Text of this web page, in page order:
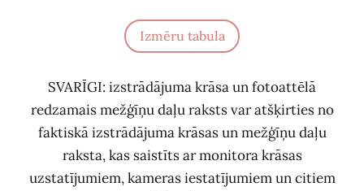
Izmēru tabula
SVARĪGI: izstrādājuma krāsa un fotoattēlā
redzamais mežģīņu daļu raksts var atšķirties no
faktiskā izstrādājuma krāsas un mežģīņu daļu
raksta, kas saistīts ar monitora krāsas
uzstatījumiem, kameras iestatījumiem un citiem